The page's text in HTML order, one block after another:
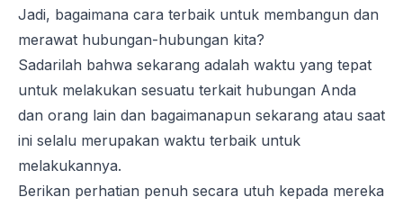
Jadi, bagaimana cara terbaik untuk membangun dan
merawat hubungan-hubungan kita?
Sadarilah bahwa sekarang adalah waktu yang tepat
untuk melakukan sesuatu terkait hubungan Anda
dan orang lain dan bagaimanapun sekarang atau saat
ini selalu merupakan waktu terbaik untuk
melakukannya.
Berikan perhatian penuh secara utuh kepada mereka